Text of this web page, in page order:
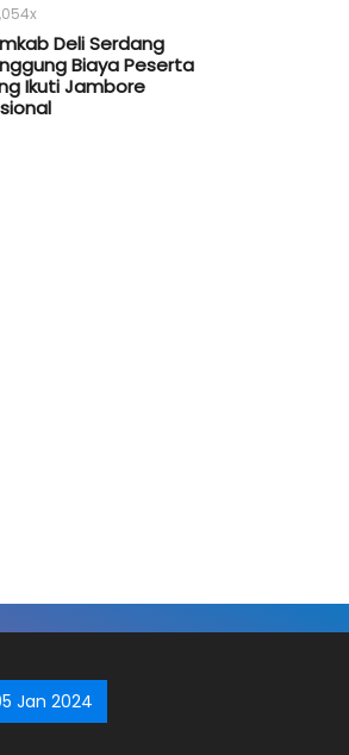
Deli Serdang
Biaya Peserta
Ikuti Jambore
Jan 2024